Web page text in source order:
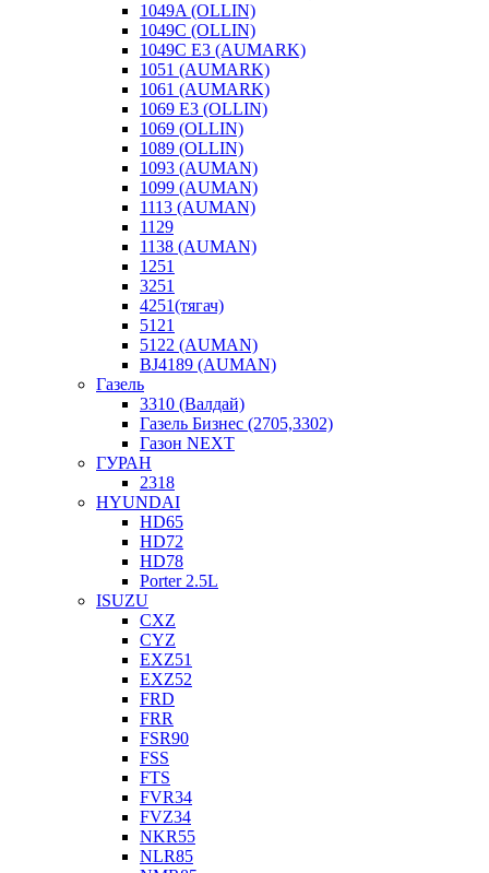
1049A (OLLIN)
1049C (OLLIN)
1049С E3 (AUMARK)
1051 (AUMARK)
1061 (AUMARK)
1069 E3 (OLLIN)
1069 (OLLIN)
1089 (OLLIN)
1093 (AUMAN)
1099 (AUMAN)
1113 (AUMAN)
1129
1138 (AUMAN)
1251
3251
4251(тягач)
5121
5122 (AUMAN)
BJ4189 (AUMAN)
Газель
3310 (Валдай)
Газель Бизнес (2705,3302)
Газон NEXT
ГУРАН
2318
HYUNDAI
HD65
HD72
HD78
Porter 2.5L
ISUZU
CXZ
CYZ
EXZ51
EXZ52
FRD
FRR
FSR90
FSS
FTS
FVR34
FVZ34
NKR55
NLR85